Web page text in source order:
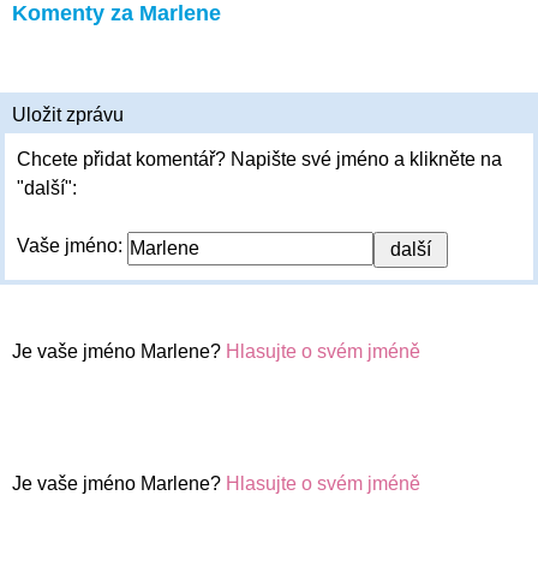
Komenty za Marlene
Uložit zprávu
Chcete přidat komentář? Napište své jméno a klikněte na
"další":
Vaše jméno:
Je vaše jméno Marlene? Hlasujte o svém jméně
Je vaše jméno Marlene? Hlasujte o svém jméně